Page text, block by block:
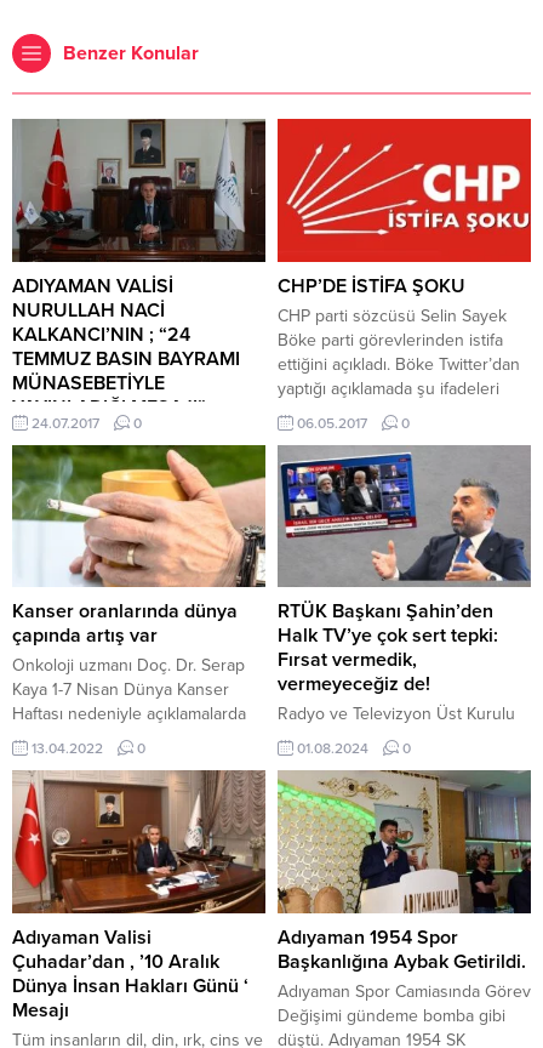
Benzer Konular
ADIYAMAN VALİSİ
NURULLAH NACİ
KALKANCI’NIN ; “24
TEMMUZ BASIN BAYRAMI
MÜNASEBETİYLE
YAYINLADIĞI MESAJI”
Basında sansürün kaldırılışının
109. yıldönümünde, kamuoyunun
haber alma ihtiyacını doğru ve
tarafsız şekilde, kişisel hak ve
özgürlükler ile hukuk kuralları
çerçevesinde karşılayan tüm
basın mensuplarının 24 Temmuz
Basın Bayramını kutluyorum.
Adıyaman basınımızın halkın ortak
sesini doğru ve ilkeli habercilik
anlayışıyla dile getirip
kamuoyunun beklentilerini
yansıtmak suretiyle çalışmalarını
sürdürmesi takdire şayandır....
24.07.2017 0
CHP’DE İSTİFA ŞOKU
CHP parti sözcüsü Selin Sayek
Böke parti görevlerinden istifa
ettiğini açıkladı. Böke Twitter’dan
yaptığı açıklamada şu ifadeleri
kullandı. ” CHP Ekonomiden
Sorumlu Genel Başkan
Yardımcılığı ve Parti Sözcülüğü
görevlerimden istifa ediyorum.
Demokratik ve özgür Türkiye için
çalışmaya devam… ” dedi.
06.05.2017 0
Kanser oranlarında dünya
çapında artış var
Onkoloji uzmanı Doç. Dr. Serap
Kaya 1-7 Nisan Dünya Kanser
Haftası nedeniyle açıklamalarda
bulundu. Taramaların
ertelenmesinin ileri evre teşhis
oranlarında artışa neden
olabildiğini vurgulayan Kaya,
erken teşhis ile kanser
tedavisinin mümkün olduğunu ve
yaşam kalitesinin arttırılabileceğini
ve kanser hastalığının oranının
dünya çapında her geçen gün
artış gösterdiğinin altını çizdi.
Kanserin...
13.04.2022 0
RTÜK Başkanı Şahin’den
Halk TV’ye çok sert tepki:
Fırsat vermedik,
vermeyeceğiz de!
Radyo ve Televizyon Üst Kurulu
Başkanı Ebubekir Şahin,
Tahran’da kaldığı konutunda
uğradığı suikast sonucu Hamas
Siyasi Büro Başkanı İsmail
Heniyye’nin ölümü sonrası Halk
TV’de bir programda yapılan
yayıncılık anlayışına çok sert tepki
gösterdi. 1 Ağustos 2024, 00:44
yayınlandı RTÜK...
01.08.2024 0
Adıyaman Valisi
Çuhadar’dan , ’10 Aralık
Dünya İnsan Hakları Günü ‘
Mesajı
Tüm insanların dil, din, ırk, cins ve
Adıyaman 1954 Spor
Başkanlığına Aybak Getirildi.
Adıyaman Spor Camiasında Görev
Değişimi gündeme bomba gibi
düştü. Adıyaman 1954 SK